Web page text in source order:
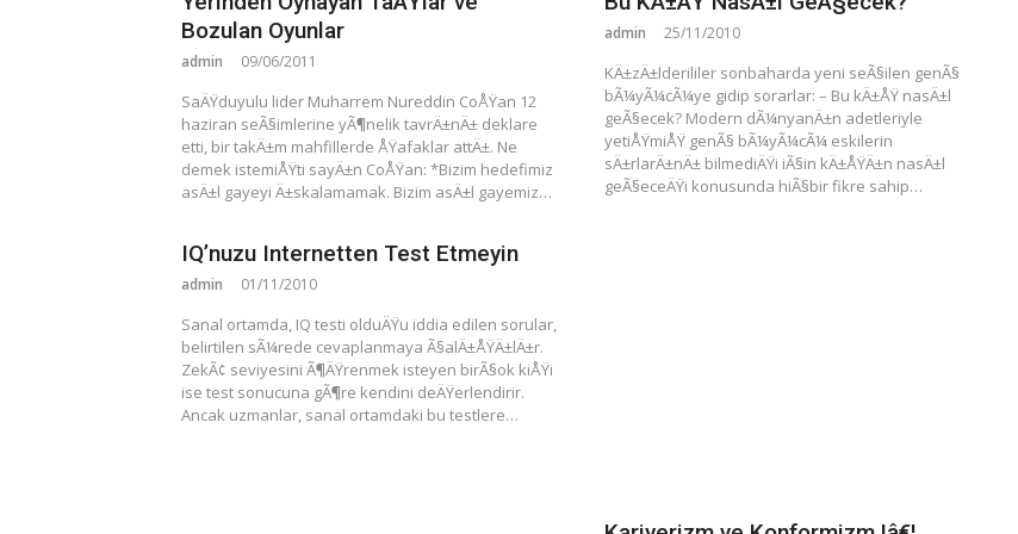
Bozulan Oyunlar
admin 09/06/2011
SaÄŸduyulu lider Muharrem Nureddin CoÅŸan 12
haziran seÃ§imlerine yÃ¶nelik tavrÄ±nÄ± deklare
etti, bir takÄ±m mahfillerde ÅŸafaklar attÄ±. Ne
demek istemiÅŸti sayÄ±n CoÅŸan: *Bizim hedefimiz
asÄ±l gayeyi Ä±skalamamak. Bizim asÄ±l gayemiz…
admin 25/11/2010
KÄ±zÄ±lderililer sonbaharda yeni seÃ§ilen genÃ§
bÃ¼yÃ¼cÃ¼ye gidip sorarlar: – Bu kÄ±ÅŸ nasÄ±l
geÃ§ecek? Modern dÃ¼nyanÄ±n adetleriyle
yetiÅŸmiÅŸ genÃ§ bÃ¼yÃ¼cÃ¼ eskilerin
sÄ±rlarÄ±nÄ± bilmediÄŸi iÃ§in kÄ±ÅŸÄ±n nasÄ±l
geÃ§eceÄŸi konusunda hiÃ§bir fikre sahip…
IQ’nuzu Internetten Test Etmeyin
admin 01/11/2010
Sanal ortamda, IQ testi olduÄŸu iddia edilen sorular,
belirtilen sÃ¼rede cevaplanmaya Ã§alÄ±ÅŸÄ±lÄ±r.
ZekÃ¢ seviyesini Ã¶ÄŸrenmek isteyen birÃ§ok kiÅŸi
ise test sonucuna gÃ¶re kendini deÄŸerlendirir.
Ancak uzmanlar, sanal ortamdaki bu testlere…